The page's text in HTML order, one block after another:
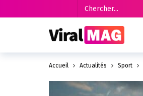
Accueil Actualités Sport